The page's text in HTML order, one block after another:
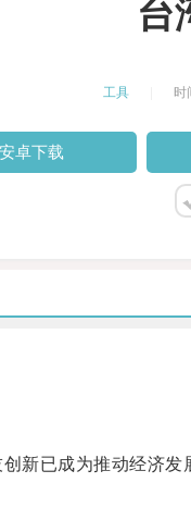
台
工具 时
安卓下载
已成为推动经济发